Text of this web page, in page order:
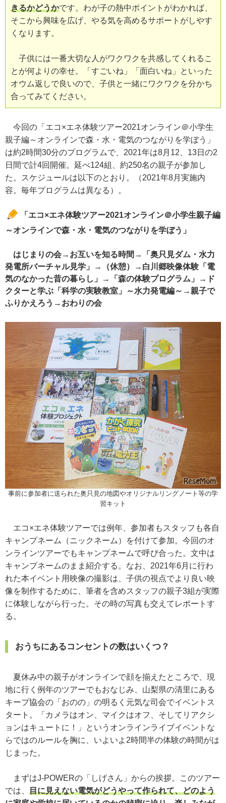
きるかどうかです。わが子の熱中ポイントがわかれば、
そこから興味を広げ、やる気を高めるサポートがしやす
くなります。
子供には一番大切な人がワクワクを共感してくれるこ
とが何よりの幸せ。「すごいね」「面白いね」といった
オウム返しで良いので、子供と一緒にワクワクを分かち
合ってみてください。
今回の「エコ×エネ体験ツアー2021オンライン＠小学生
親子編～オンラインで森・水・電気のつながりを学ぼう」
は約2時間30分のプログラムで、2021年は8月12、13日の2
日間で計4回開催。延べ124組、約250名の親子が参加し
た。スケジュールは以下のとおり。（2021年8月実施内
容。毎年プログラムは異なる）。
「エコ×エネ体験ツアー2021オンライン＠小学生親子編
～オンラインで森・水・電気のつながりを学ぼう」
はじまりの会→お互いを知る時間→「奥只見ダム・水力
発電所バーチャル見学」→（休憩）→白川郷映像体験「電
気のなかった昔の暮らし」→「森の体験プログラム」→ド
クターと学ぶ「科学の実験教室」～水力発電編～→親子で
ふりかえろう→おわりの会
事前に参加者に送られた奥只見の地図やオリジナルリングノート等の学
習キット
エコ×エネ体験ツアーでは例年、参加者もスタッフも各自
キャンプネーム（ニックネーム）を付けて参加。今回のオ
ンラインツアーでもキャンプネームで呼び合った。文中は
キャンプネームのまま紹介する。なお、2021年6月に行わ
れた本イベント用映像の撮影は、子供の視点でより良い映
像を制作するために、筆者を含めスタッフの親子3組が実際
に体験しながら行った。その時の写真も交えてレポートす
る。
おうちにあるコンセントの数はいくつ？
夏休み中の親子がオンラインで顔を揃えたところで、現
地に行く例年のツアーでもおなじみ、山梨県の清里にある
キープ協会の「おのの」の明るく元気な司会でイベントス
タート。「カメラはオン、マイクはオフ、そしてリアクシ
ョンはキュートに！」というオンラインライブイベントな
らではのルールを胸に、いよいよ2時間半の体験の時間がは
じまった。
まずはJ-POWERの「しげさん」からの挨拶。このツアー
では、 目に見えない電気がどうやって作られて、どのよう